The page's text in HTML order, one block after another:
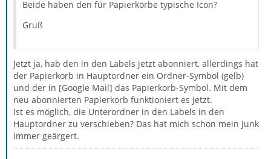
Beide haben den für Papierkörbe typische Icon?
Gruß
Jetzt ja, hab den in den Labels jetzt abonniert, allerdings hat
der Papierkorb in Hauptordner ein Ordner-Symbol (gelb)
und der in [Google Mail] das Papierkorb-Symbol. Mit dem
neu abonnierten Papierkorb funktioniert es jetzt.
Ist es möglich, die Unterordner in den Labels in den
Hauptordner zu verschieben? Das hat mich schon mein Junk
immer geärgert.